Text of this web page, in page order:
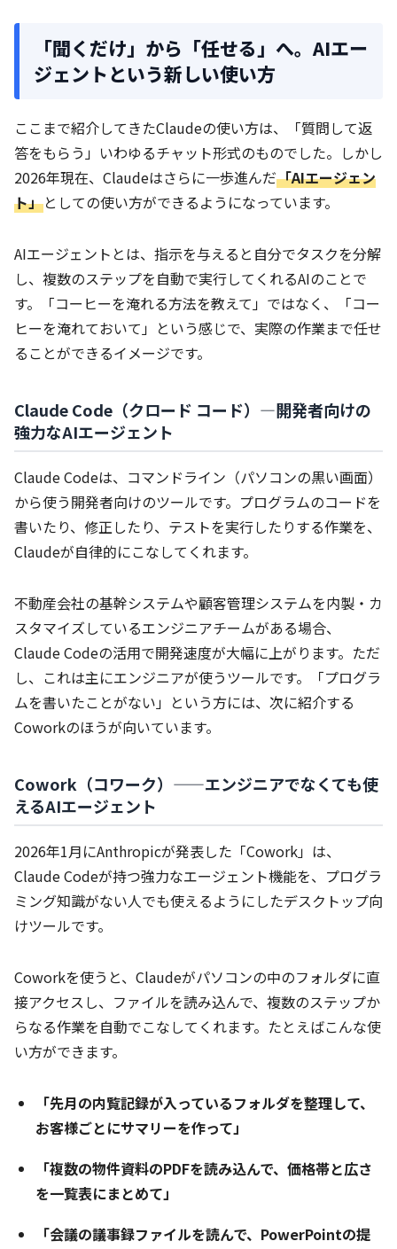
「聞くだけ」から「任せる」へ。AIエー
ジェントという新しい使い方
ここまで紹介してきたClaudeの使い方は、「質問して返
答をもらう」いわゆるチャット形式のものでした。しかし
2026年現在、Claudeはさらに一歩進んだ「AIエージェン
ト」としての使い方ができるようになっています。
AIエージェントとは、指示を与えると自分でタスクを分解
し、複数のステップを自動で実行してくれるAIのことで
す。「コーヒーを淹れる方法を教えて」ではなく、「コー
ヒーを淹れておいて」という感じで、実際の作業まで任せ
ることができるイメージです。
Claude Code（クロード コード）—開発者向けの
強力なAIエージェント
Claude Codeは、コマンドライン（パソコンの黒い画面）
から使う開発者向けのツールです。プログラムのコードを
書いたり、修正したり、テストを実行したりする作業を、
Claudeが自律的にこなしてくれます。
不動産会社の基幹システムや顧客管理システムを内製・カ
スタマイズしているエンジニアチームがある場合、
Claude Codeの活用で開発速度が大幅に上がります。ただ
し、これは主にエンジニアが使うツールです。「プログラ
ムを書いたことがない」という方には、次に紹介する
Coworkのほうが向いています。
Cowork（コワーク）——エンジニアでなくても使
えるAIエージェント
2026年1月にAnthropicが発表した「Cowork」は、
Claude Codeが持つ強力なエージェント機能を、プログラ
ミング知識がない人でも使えるようにしたデスクトップ向
けツールです。
Coworkを使うと、Claudeがパソコンの中のフォルダに直
接アクセスし、ファイルを読み込んで、複数のステップか
らなる作業を自動でこなしてくれます。たとえばこんな使
い方ができます。
「先月の内覧記録が入っているフォルダを整理して、
お客様ごとにサマリーを作って」
「複数の物件資料のPDFを読み込んで、価格帯と広さ
を一覧表にまとめて」
「会議の議事録ファイルを読んで、PowerPointの提